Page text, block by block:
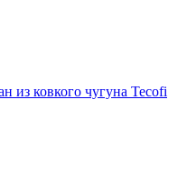
из ковкого чугуна Tecofi